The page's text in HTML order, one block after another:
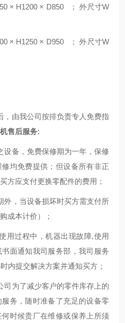
× H1200 × D850 ； 外尺寸W
× H1250 × D950 ； 外尺寸W
，由我公司按排负责专人免费指
售后服务:
设备，免费保修期为一年，保修
均免费提供；但设备所有非正
方应支付更换零配件的费用；
外，当设备损坏时买方需支付所
成本计价）；
用过程中，机器出现故障,使用
面通知我司服务部，我司服务
内提交解决方案并通知买方；
司为了减少客户的零件库存上的
务，随时准备了充足的设备零
时候贵厂在维修或保养上所须